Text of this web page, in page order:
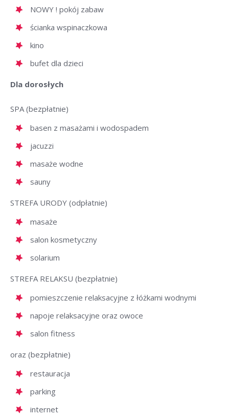
NOWY ! pokój zabaw
ścianka wspinaczkowa
kino
bufet dla dzieci
Dla dorosłych
SPA (bezpłatnie)
basen z masażami i wodospadem
jacuzzi
masaże wodne
sauny
STREFA URODY (odpłatnie)
masaże
salon kosmetyczny
solarium
STREFA RELAKSU (bezpłatnie)
pomieszczenie relaksacyjne z łóżkami wodnymi
napoje relaksacyjne oraz owoce
salon fitness
oraz (bezpłatnie)
restauracja
parking
internet